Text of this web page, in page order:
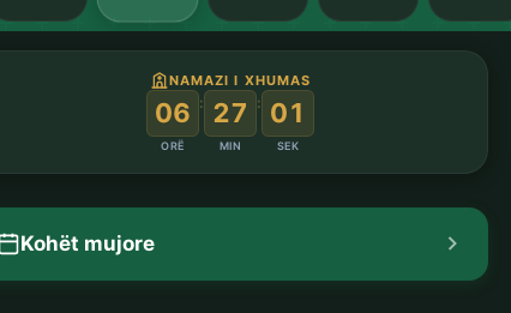
NAMAZI I XHUMAS
06
ORË
: 27
MIN
: 00
SEK
Kohët mujore